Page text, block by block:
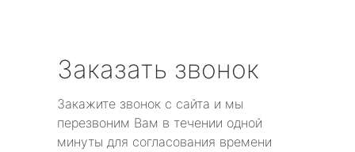
Заказать звонок
Закажите звонок с сайта и мы
перезвоним Вам в течении одной
минуты для согласования времени